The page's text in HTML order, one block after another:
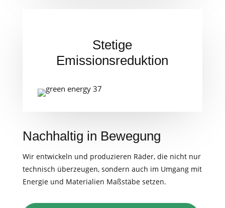
Stetige
Emissionsreduktion
Nachhaltig in Bewegung
Wir entwickeln und produzieren Räder, die nicht nur
technisch überzeugen, sondern auch im Umgang mit
Energie und Materialien Maßstäbe setzen.